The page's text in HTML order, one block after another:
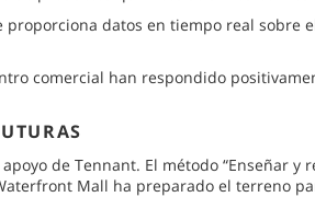
proporciona datos en tiempo real
comercial han respondido
de Tennant. El método
Mall ha preparado el terreno